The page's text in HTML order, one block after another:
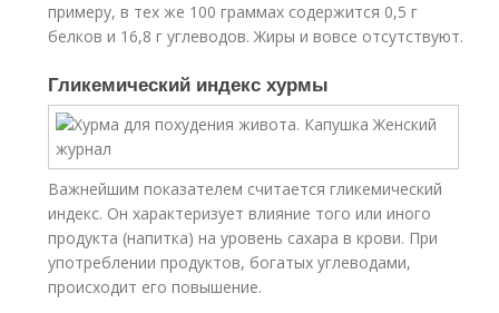
примеру, в тех же 100 граммах содержится 0,5 г
белков и 16,8 г углеводов. Жиры и вовсе отсутствуют.
Гликемический индекс хурмы
Важнейшим показателем считается гликемический
индекс. Он характеризует влияние того или иного
продукта (напитка) на уровень сахара в крови. При
употреблении продуктов, богатых углеводами,
происходит его повышение.